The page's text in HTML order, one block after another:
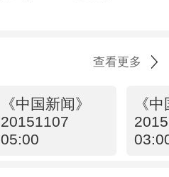
查看更多
《中国新闻》
20151107
05:00
《